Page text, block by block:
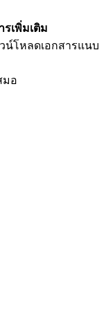
เพิ่มเติม
น์โหลดเอกสารแนบ
มอ